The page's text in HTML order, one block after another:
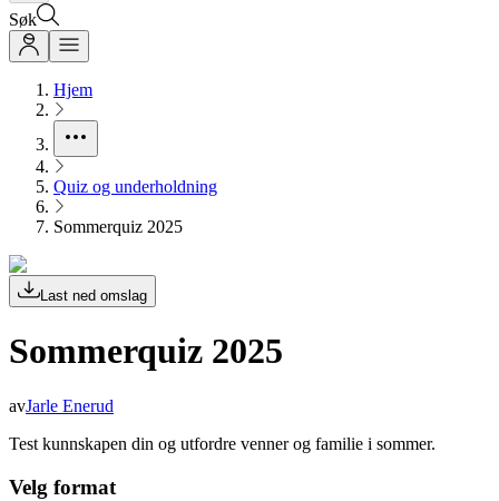
Søk
Hjem
Quiz og underholdning
Sommerquiz 2025
Last ned omslag
Sommerquiz 2025
avJarle Enerud
Test kunnskapen din og utfordre venner og familie i sommer.
Velg format